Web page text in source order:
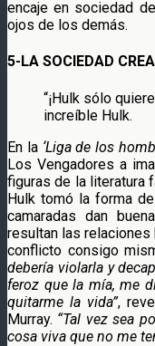
encaje en sociedad
ojos de los demás.
5-LA SOCIEDAD
“¡Hulk sólo
increíble Hulk.
En la ‘Liga de los
Los Vengadores a
figuras de la literatura
Hulk tomó la forma
camaradas dan
resultan las relaciones
conflicto consigo
debería violarla y
feroz que la mía, me
quitarme la vida”,
Murray. “Tal vez sea
cosa viva que no me